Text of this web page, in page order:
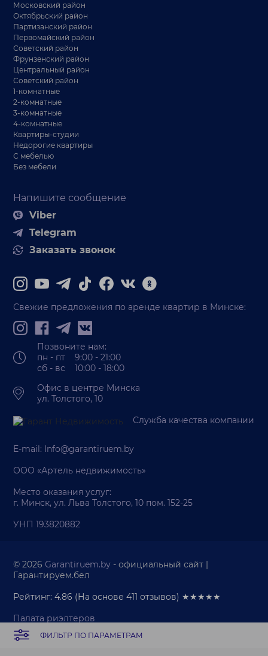
ФИЛЬТР ПО ПАРАМЕТРАМ
Напишите сообщение
Viber
Telegram
Заказать звонок
Московский район
Октябрьский район
Партизанский район
Первомайский район
Советский район
Фрунзенский район
Центральный район
Советский район
1-комнатные
2-комнатные
3-комнатные
4-комнатные
Квартиры-студии
Недорогие квартиры
С мебелью
Без мебели
Свежие предложения по аренде квартир в Минске:
Позвоните нам:
пн - пт 9:00 - 21:00
сб - вс 10:00 - 18:00
Офис в центре Минска
ул. Толстого, 10
Служба качества компании
E-mail: Info@garantiruem.by
ООО «Артель недвижимость»
Место оказания услуг:
г. Минск, ул. Льва Толстого, 10 пом. 152-25
УНП 193820882
© 2026Garantiruem.by - официальный сайт |
Гарантируем.бел
Рейтинг: 4.86 (На основе411 отзывов) ★★★★★
Палата риэлтеров
Политика обработки персональных данных
Политика обработки cookie-файлов